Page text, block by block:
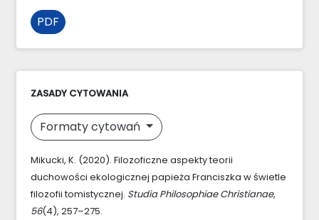
PDF
ZASADY CYTOWANIA
Formaty cytowań
Mikucki, K. (2020). Filozoficzne aspekty teorii
duchowości ekologicznej papieża Franciszka w świetle
filozofii tomistycznej. Studia Philosophiae Christianae,
56(4), 257–275.